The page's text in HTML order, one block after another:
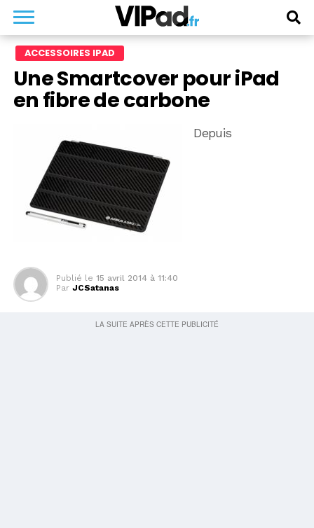
ACCESSOIRES IPAD
Une Smartcover pour iPad
en fibre de carbone
Depuis
Publié le 15 avril 2014 à 11:40
Par JCSatanas